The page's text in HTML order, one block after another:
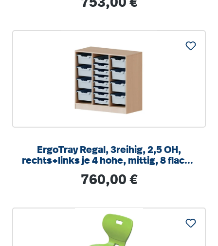
753,00 €
ErgoTray Regal, 3reihig, 2,5 OH,
rechts+links je 4 hohe, mittig, 8 flache
Regulärer Preis:
760,00 €